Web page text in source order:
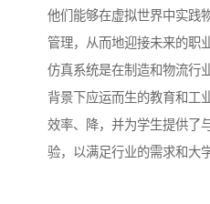
他们能够在虚拟世界中实践
管理，从而地迎接未来的职
仿真系统是在制造和物流行
背景下应运而生的教育和工
效率、降，并为学生提供了
验，以满足行业的需求和大